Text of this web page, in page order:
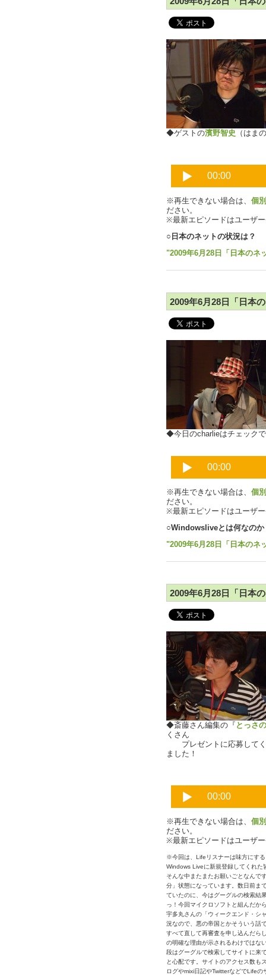
◆ゲストの濱野智史 （はま
※再生できない場合は、 個
ださい。
※最新エピソードはユーザ
○日本のネットの状況は？
"2009年6月28日「日本のネ
2009年6月28日「日本
◆今日のcharlieはチェック
※再生できない場合は、 個
ださい。
※最新エピソードはユーザ
○Windowsliveとは何なのか
"2009年6月28日「日本のネ
2009年6月28日「日本
◆斎藤さん編集の『 とっさ
くさん
プレゼントに応募してく
ました！
※再生できない場合は、 個
ださい。
※最新エピソードはユーザ
※今回は、Lifeリスナーは味方にす
Windows Liveに新規登録してくれた
そんな中またまたお願いごとなんで
分」状態になっています。数日前ま
ていたのに、今はグーグルの検索結
っ！今回マイクロソフトと組んだか
宇多丸さんの「ウィークエンド・シ
況なので、悪の帝国とかそういう話
すべて直して再審査を申し込んだら
の明確な理由が示されるわけではな
段はグーグルで検索してサイトに来
と心配です。サイトのアクセス数も
ログやmixi日記やTwitterなどでLife